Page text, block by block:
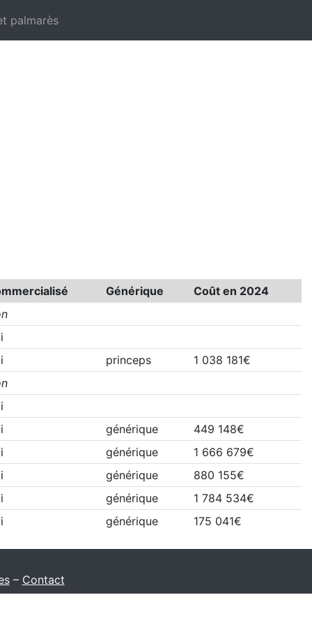
palmarès
Générique
Coût en 2024
princeps
1 038 181€
générique
449 148€
générique
1 666 679€
générique
880 155€
générique
1 784 534€
générique 175 041€
– Contact